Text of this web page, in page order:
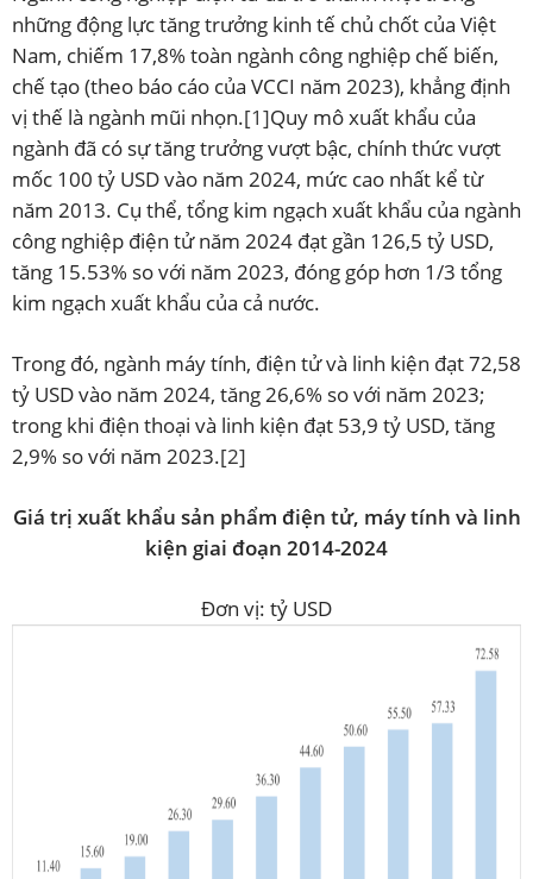
những động lực tăng trưởng kinh tế chủ chốt của Việt
Nam, chiếm 17,8% toàn ngành công nghiệp chế biến,
chế tạo (theo báo cáo của VCCI năm 2023), khẳng định
vị thế là ngành mũi nhọn.[1]Quy mô xuất khẩu của
ngành đã có sự tăng trưởng vượt bậc, chính thức vượt
mốc 100 tỷ USD vào năm 2024, mức cao nhất kể từ
năm 2013. Cụ thể, tổng kim ngạch xuất khẩu của ngành
công nghiệp điện tử năm 2024 đạt gần 126,5 tỷ USD,
tăng 15.53% so với năm 2023, đóng góp hơn 1/3 tổng
kim ngạch xuất khẩu của cả nước.
Trong đó, ngành máy tính, điện tử và linh kiện đạt 72,58
tỷ USD vào năm 2024, tăng 26,6% so với năm 2023;
trong khi điện thoại và linh kiện đạt 53,9 tỷ USD, tăng
2,9% so với năm 2023.[2]
Giá trị xuất khẩu sản phẩm điện tử, máy tính và linh
kiện giai đoạn 2014-2024
Đơn vị: tỷ USD